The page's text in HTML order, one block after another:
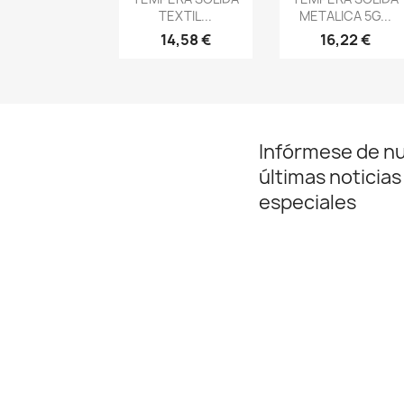
TEXTIL...
14,58 €
METALICA 5G...
16,22 €
Infórmese de
últimas
especiales